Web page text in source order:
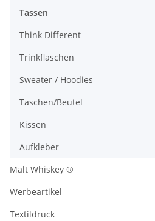
Tassen
Think Different
Trinkflaschen
Sweater / Hoodies
Taschen/Beutel
Kissen
Aufkleber
Malt Whiskey ®
Werbeartikel
Textildruck